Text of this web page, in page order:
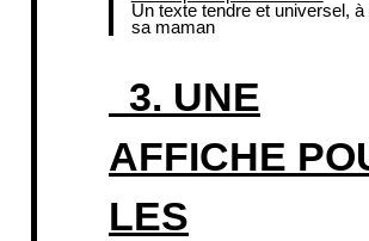
Un texte tendre et universel, à
sa maman
3. UNE
AFFICHE
LES